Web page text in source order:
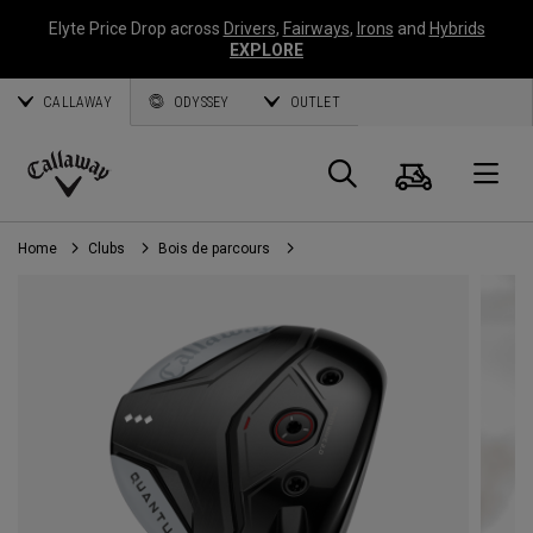
Elyte Price Drop across Drivers, Fairways, Irons and Hybrids
EXPLORE
CALLAWAY ODYSSEY OUTLET
Callaway
Golf
Panier
Home Clubs Bois de parcours